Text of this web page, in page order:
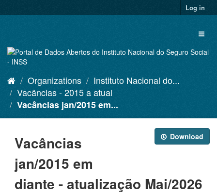
to
Log in
Organizations
Instituto Nacional do...
Vacâncias - 2015 a atual
Vacâncias jan/2015 em...
Download
Vacâncias
jan/2015 em
diante - atualização Mai/2026